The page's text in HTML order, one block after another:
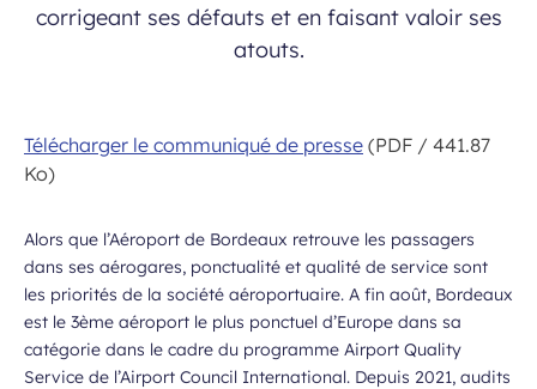
corrigeant ses défauts et en faisant valoir ses
atouts.
Télécharger le communiqué de presse (PDF / 441.87
Ko)
Alors que l’Aéroport de Bordeaux retrouve les passagers
dans ses aérogares, ponctualité et qualité de service sont
les priorités de la société aéroportuaire. A fin août, Bordeaux
est le 3ème aéroport le plus ponctuel d’Europe dans sa
catégorie dans le cadre du programme Airport Quality
Service de l’Airport Council International. Depuis 2021, audits